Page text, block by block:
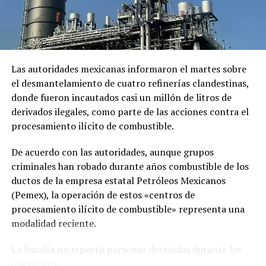
En «Internacionales»
RELATED TOPICS:
UP NEXT
Fallecen dos tripulantes al precipitarse helicóptero en
New York
DON'T MISS
La actriz Stormy Daniels le ofrecen pagar eventual
multa millonaria para que hable sobre Trump
Las autoridades mexicanas informaron el martes sobre
el desmantelamiento de cuatro refinerías clandestinas,
donde fueron incautados casi un millón de litros de
derivados ilegales, como parte de las acciones contra el
procesamiento ilícito de combustible.
De acuerdo con las autoridades, aunque grupos
criminales han robado durante años combustible de los
ductos de la empresa estatal Petróleos Mexicanos
(Pemex), la operación de estos «centros de
procesamiento ilícito de combustible» representa una
modalidad reciente.
La fiscalía no reportó personas detenidas durante los